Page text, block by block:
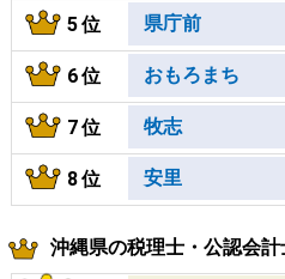
5位 県庁前
6位 おもろまち
7位 牧志
8位 安里
沖縄県の税理士・公認会